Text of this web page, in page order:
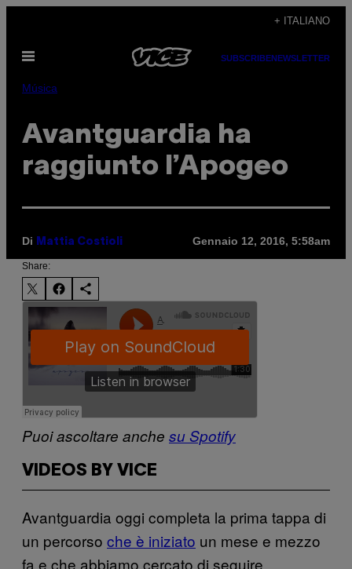
contenuto
+ ITALIANO
Apri
SUBSCRIBENEWSLETTER
Música
Avantguardia ha
raggiunto l’Apogeo
Di Mattia Costioli Gennaio 12, 2016, 5:58am
Share:
Puoi ascoltare anche su Spotify
VIDEOS BY VICE
Avantguardia oggi completa la prima tappa di
un percorso che è iniziato un mese e mezzo
fa e che abbiamo cercato di seguire